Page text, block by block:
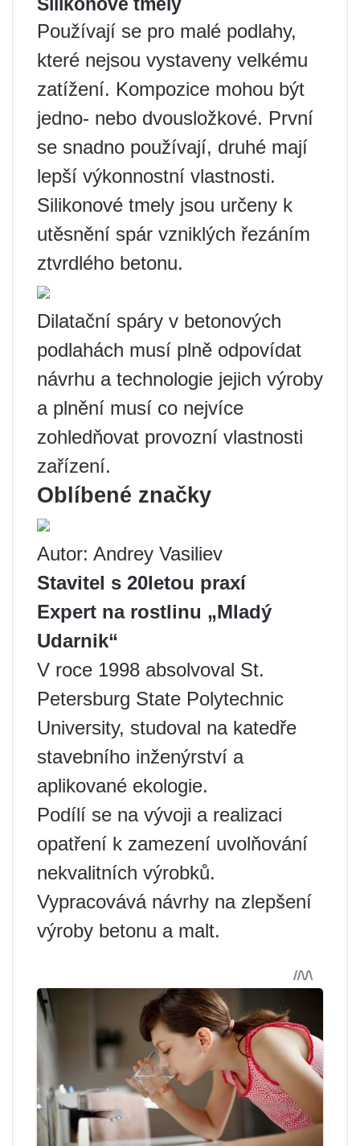
Silikonové tmely
Používají se pro malé podlahy,
které nejsou vystaveny velkému
zatížení. Kompozice mohou být
jedno- nebo dvousložkové. První
se snadno používají, druhé mají
lepší výkonnostní vlastnosti.
Silikonové tmely jsou určeny k
utěsnění spár vzniklých řezáním
ztvrdlého betonu.
Dilatační spáry v betonových
podlahách musí plně odpovídat
návrhu a technologie jejich výroby
a plnění musí co nejvíce
zohledňovat provozní vlastnosti
zařízení.
Oblíbené značky
Autor: Andrey Vasiliev
Stavitel s 20letou praxí
Expert na rostlinu „Mladý
Udarnik“
V roce 1998 absolvoval St.
Petersburg State Polytechnic
University, studoval na katedře
stavebního inženýrství a
aplikované ekologie.
Podílí se na vývoji a realizaci
opatření k zamezení uvolňování
nekvalitních výrobků.
Vypracovává návrhy na zlepšení
výroby betonu a malt.